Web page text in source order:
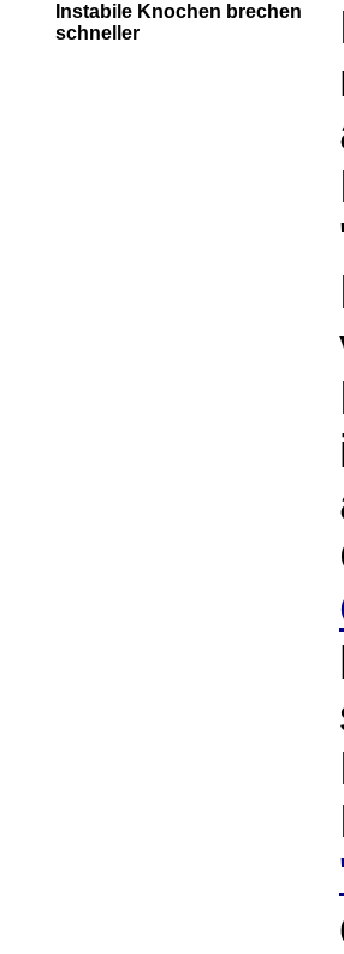
Instabile Knochen brechen
schneller